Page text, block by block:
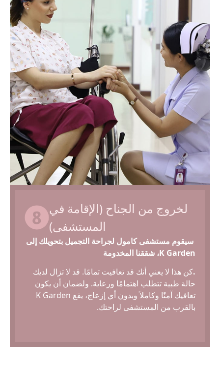
لخروج من الجناح (الإقامة في
المستشفى)
سيقوم مستشفى كامول لجراحة التجميل بتحويلك إلى
K Garden، شققنا المخدومة
.كن هذا لا يعني أنك قد تعافيت تمامًا. قد لا تزال لديك
حالة طبية تتطلب اهتمامًا ورعاية. ولضمان أن يكون
تعافيك آمنًا وكاملاً وبدون أي إزعاج، يقع K Garden
بالقرب من المستشفى لراحتك.